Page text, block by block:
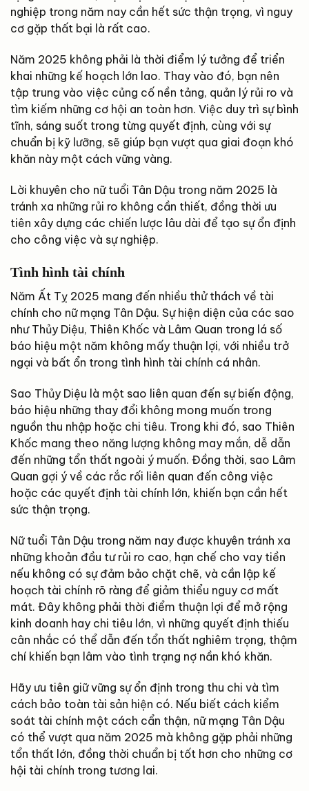
nghiệp trong năm nay cần hết sức thận trọng, vì nguy
cơ gặp thất bại là rất cao.
Năm 2025 không phải là thời điểm lý tưởng để triển
khai những kế hoạch lớn lao. Thay vào đó, bạn nên
tập trung vào việc củng cố nền tảng, quản lý rủi ro và
tìm kiếm những cơ hội an toàn hơn. Việc duy trì sự bình
tĩnh, sáng suốt trong từng quyết định, cùng với sự
chuẩn bị kỹ lưỡng, sẽ giúp bạn vượt qua giai đoạn khó
khăn này một cách vững vàng.
Lời khuyên cho nữ tuổi Tân Dậu trong năm 2025 là
tránh xa những rủi ro không cần thiết, đồng thời ưu
tiên xây dựng các chiến lược lâu dài để tạo sự ổn định
cho công việc và sự nghiệp.
Tình hình tài chính
Năm Ất Tỵ 2025 mang đến nhiều thử thách về tài
chính cho nữ mạng Tân Dậu. Sự hiện diện của các sao
như Thủy Diệu, Thiên Khốc và Lâm Quan trong lá số
báo hiệu một năm không mấy thuận lợi, với nhiều trở
ngại và bất ổn trong tình hình tài chính cá nhân.
Sao Thủy Diệu là một sao liên quan đến sự biến động,
báo hiệu những thay đổi không mong muốn trong
nguồn thu nhập hoặc chi tiêu. Trong khi đó, sao Thiên
Khốc mang theo năng lượng không may mắn, dễ dẫn
đến những tổn thất ngoài ý muốn. Đồng thời, sao Lâm
Quan gợi ý về các rắc rối liên quan đến công việc
hoặc các quyết định tài chính lớn, khiến bạn cần hết
sức thận trọng.
Nữ tuổi Tân Dậu trong năm nay được khuyên tránh xa
những khoản đầu tư rủi ro cao, hạn chế cho vay tiền
nếu không có sự đảm bảo chặt chẽ, và cần lập kế
hoạch tài chính rõ ràng để giảm thiểu nguy cơ mất
mát. Đây không phải thời điểm thuận lợi để mở rộng
kinh doanh hay chi tiêu lớn, vì những quyết định thiếu
cân nhắc có thể dẫn đến tổn thất nghiêm trọng, thậm
chí khiến bạn lâm vào tình trạng nợ nần khó khăn.
Hãy ưu tiên giữ vững sự ổn định trong thu chi và tìm
cách bảo toàn tài sản hiện có. Nếu biết cách kiểm
soát tài chính một cách cẩn thận, nữ mạng Tân Dậu
có thể vượt qua năm 2025 mà không gặp phải những
tổn thất lớn, đồng thời chuẩn bị tốt hơn cho những cơ
hội tài chính trong tương lai.